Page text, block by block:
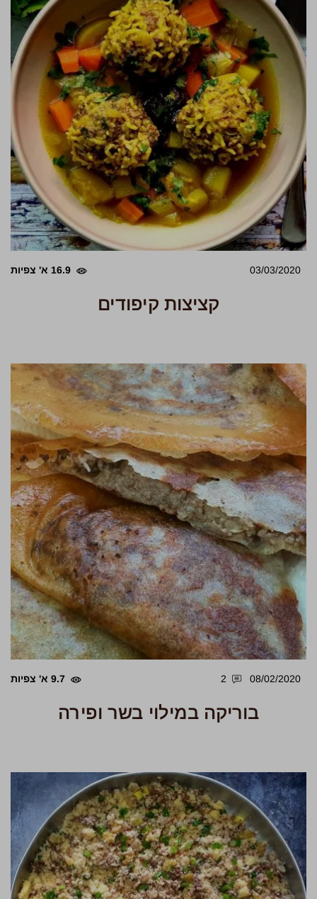
03/03/2020 16.9 א' צפיות
קציצות קיפודים
08/02/2020
2 9.7 א' צפיות
בוריקה במילוי בשר ופירה